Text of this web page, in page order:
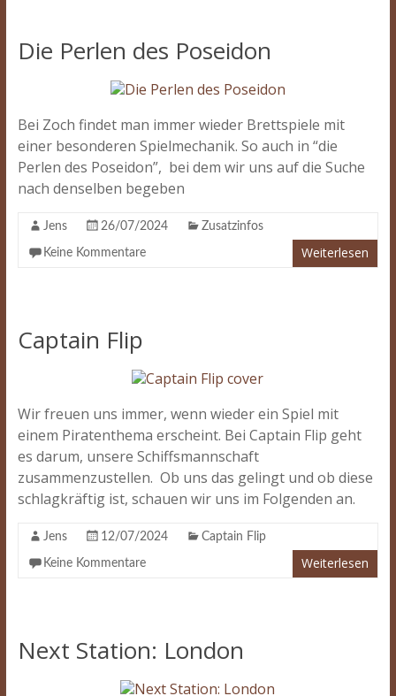
Die Perlen des Poseidon
Bei Zoch findet man immer wieder Brettspiele mit
einer besonderen Spielmechanik. So auch in “die
Perlen des Poseidon”, bei dem wir uns auf die Suche
nach denselben begeben
Jens 26/07/2024 Zusatzinfos
Keine Kommentare Weiterlesen
Captain Flip
Wir freuen uns immer, wenn wieder ein Spiel mit
einem Piratenthema erscheint. Bei Captain Flip geht
es darum, unsere Schiffsmannschaft
zusammenzustellen. Ob uns das gelingt und ob diese
schlagkräftig ist, schauen wir uns im Folgenden an.
Jens 12/07/2024 Captain Flip
Keine Kommentare Weiterlesen
Next Station: London